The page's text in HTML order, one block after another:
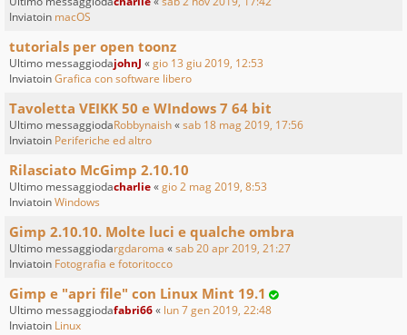
Inviatoin macOS
tutorials per open toonz
Ultimo messaggiodajohnJ «gio 13 giu 2019, 12:53
InviatoinGrafica con software libero
Tavoletta VEIKK 50 e WIndows 7 64 bit
Ultimo messaggiodaRobbynaish«sab 18 mag 2019, 17:56
Inviatoin Periferiche ed altro
Rilasciato McGimp 2.10.10
Ultimo messaggiodacharlie«gio 2 mag 2019, 8:53
InviatoinWindows
Gimp 2.10.10. Molte luci e qualche ombra
Ultimo messaggiodargdaroma «sab 20 apr 2019, 21:27
Inviatoin Fotografia e fotoritocco
Gimp e "apri file" con Linux Mint 19.1
Ultimo messaggiodafabri66« lun 7 gen 2019, 22:48
Inviatoin Linux